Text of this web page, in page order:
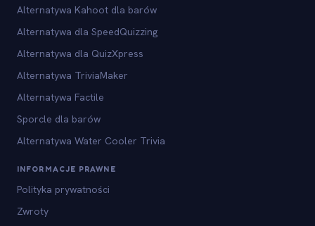
Alternatywa Kahoot dla barów
Alternatywa dla SpeedQuizzing
Alternatywa dla QuizXpress
Alternatywa TriviaMaker
Alternatywa Factile
Sporcle dla barów
Alternatywa Water Cooler Trivia
INFORMACJE PRAWNE
Polityka prywatności
Zwroty